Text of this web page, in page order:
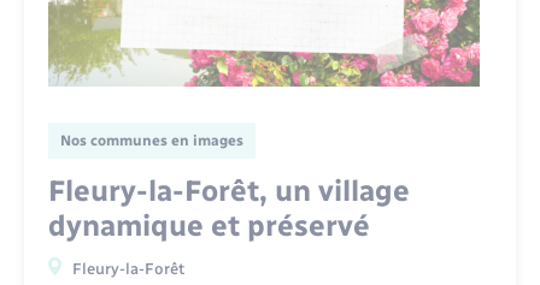
Nos communes en images
Fleury-la-Forêt, un village
dynamique et préservé
Fleury-la-Forêt